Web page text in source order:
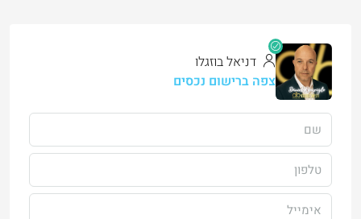
דניאל בוזגלו
צפה ברישום נכסים